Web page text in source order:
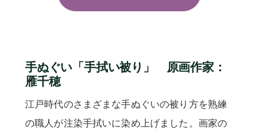
手ぬぐい「手拭い被り」 原画作家：
雁千穂
江戸時代のさまざまな手ぬぐいの被り方を熟練
の職人が注染手拭いに染め上げました。画家の